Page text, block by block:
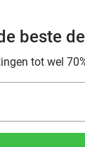
beste
tot wel